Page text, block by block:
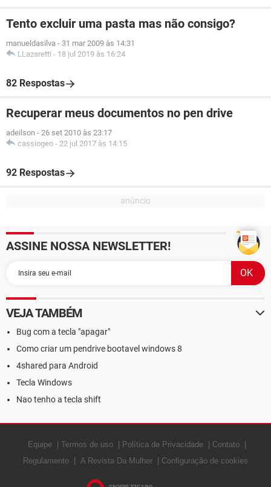
Tento excluir uma pasta mas não consigo?
manueldasilva - 31 mar 2009 às 14:31
LLazaretti - 18 jul 2019 às 16:24
82 Respostas
Recuperar meus documentos no pen drive
adeilson - 26 set 2010 às 23:17
cassiogeo - 22 jul 2017 às 14:15
92 Respostas
ASSINE NOSSA NEWSLETTER!
VEJA TAMBÉM
Bug com a tecla "apagar"
Como criar um pendrive bootavel windows 8
4shared para Android
Tecla Windows
Nao tenho a tecla shift
Equipe Termos de uso Política de Privacidade
Contato
Regulamento
A Revista Da Mulher Configuração de cookies